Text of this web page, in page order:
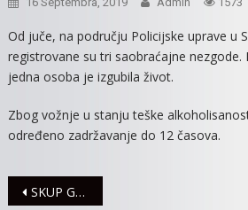
Od juče, na području Policijske uprave u
registrovane su tri saobraćajne nezgode.
jedna osoba je izgubila život.
Zbog vožnje u stanju teške
određeno zadržavanje do 12 časova.
Navigacija
SKUP GASTROENTEROLOGA U ORGANIZACIJI MITROVAČKE BOLNICE